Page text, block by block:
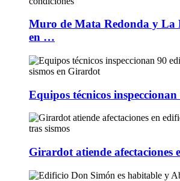
Muro de Mata Redonda y La
en …
Equipos técnicos
Girardot atiende afectaciones